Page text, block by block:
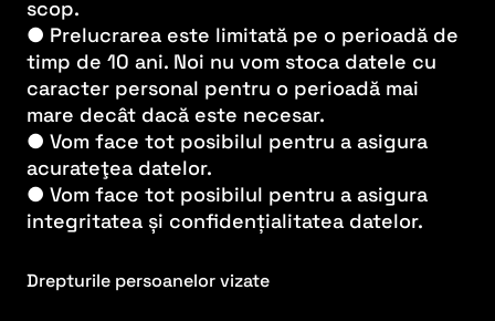
scop.
● Prelucrarea este limitată pe o perioadă de
timp de 10 ani. Noi nu vom stoca datele cu
caracter personal pentru o perioadă mai
mare decât dacă este necesar.
● Vom face tot posibilul pentru a asigura
acurateţea datelor.
● Vom face tot posibilul pentru a asigura
integritatea și confidențialitatea datelor.
Drepturile persoanelor vizate